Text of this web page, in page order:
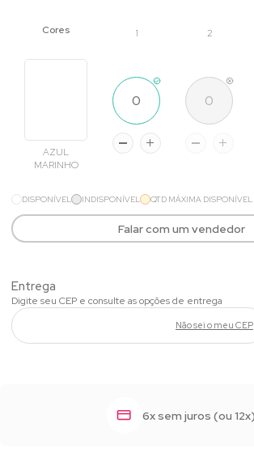
1 2
AZUL
MARINHO
DISPONÍVEL INDISPONÍVEL QTD MÁXIMA DISPONÍVEL
Falar com um vendedor
Não sei o meu CEP
6x sem juros (ou 12x)